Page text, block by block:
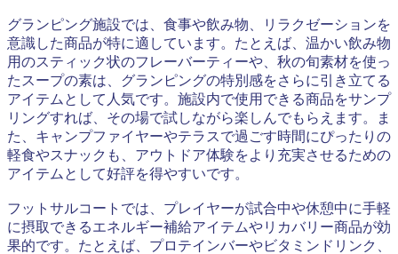
グランピング施設では、食事や飲み物、リラクゼーションを
意識した商品が特に適しています。たとえば、温かい飲み物
用のスティック状のフレーバーティーや、秋の旬素材を使っ
たスープの素は、グランピングの特別感をさらに引き立てる
アイテムとして人気です。施設内で使用できる商品をサンプ
リングすれば、その場で試しながら楽しんでもらえます。ま
た、キャンプファイヤーやテラスで過ごす時間にぴったりの
軽食やスナックも、アウトドア体験をより充実させるための
アイテムとして好評を得やすいです。
フットサルコートでは、プレイヤーが試合中や休憩中に手軽
に摂取できるエネルギー補給アイテムやリカバリー商品が効
果的です。たとえば、プロテインバーやビタミンドリンク、